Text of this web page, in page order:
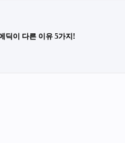
딕이 다른 이유 5가지!